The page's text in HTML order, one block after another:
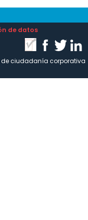
de datos
de ciudadanía corporativa